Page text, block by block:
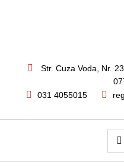
Str. Cuza Voda, Nr. 23
031 4055015